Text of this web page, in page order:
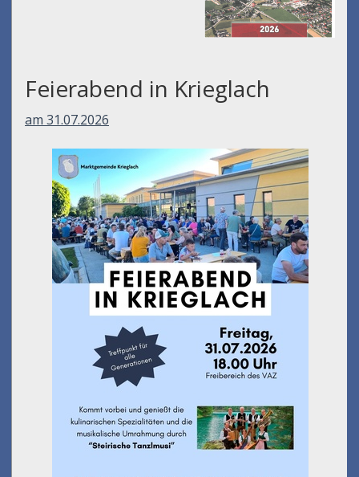
Feierabend in Krieglach
am 31.07.2026